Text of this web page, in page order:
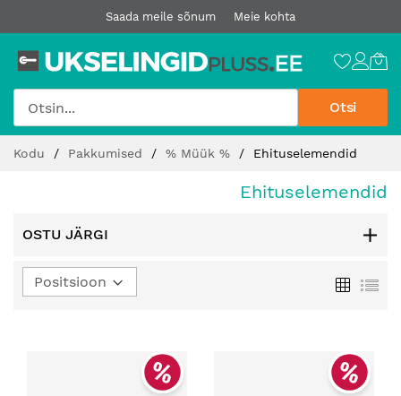
Saada meile sõnum Meie kohta
Otsi
sisu
Kodu Pakkumised % Müük % Ehituselemendid
Ehituselemendid
OSTU JÄRGI